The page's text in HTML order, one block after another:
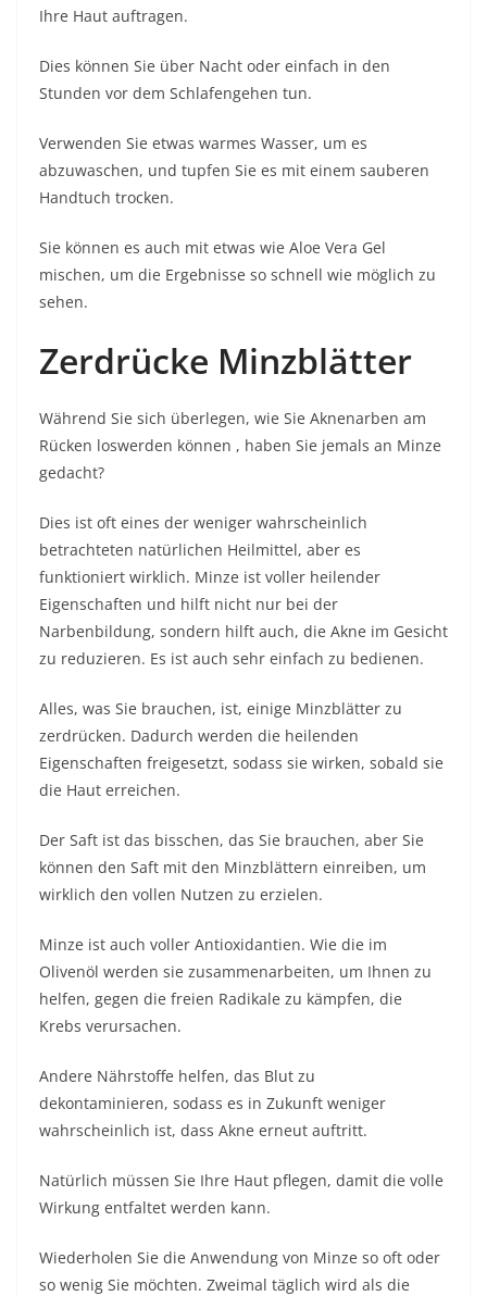
Ihre Haut auftragen.
Dies können Sie über Nacht oder einfach in den
Stunden vor dem Schlafengehen tun.
Verwenden Sie etwas warmes Wasser, um es
abzuwaschen, und tupfen Sie es mit einem sauberen
Handtuch trocken.
Sie können es auch mit etwas wie Aloe Vera Gel
mischen, um die Ergebnisse so schnell wie möglich zu
sehen.
Zerdrücke Minzblätter
Während Sie sich überlegen, wie Sie Aknenarben am
Rücken loswerden können , haben Sie jemals an Minze
gedacht?
Dies ist oft eines der weniger wahrscheinlich
betrachteten natürlichen Heilmittel, aber es
funktioniert wirklich. Minze ist voller heilender
Eigenschaften und hilft nicht nur bei der
Narbenbildung, sondern hilft auch, die Akne im Gesicht
zu reduzieren. Es ist auch sehr einfach zu bedienen.
Alles, was Sie brauchen, ist, einige Minzblätter zu
zerdrücken. Dadurch werden die heilenden
Eigenschaften freigesetzt, sodass sie wirken, sobald sie
die Haut erreichen.
Der Saft ist das bisschen, das Sie brauchen, aber Sie
können den Saft mit den Minzblättern einreiben, um
wirklich den vollen Nutzen zu erzielen.
Minze ist auch voller Antioxidantien. Wie die im
Olivenöl werden sie zusammenarbeiten, um Ihnen zu
helfen, gegen die freien Radikale zu kämpfen, die
Krebs verursachen.
Andere Nährstoffe helfen, das Blut zu
dekontaminieren, sodass es in Zukunft weniger
wahrscheinlich ist, dass Akne erneut auftritt.
Natürlich müssen Sie Ihre Haut pflegen, damit die volle
Wirkung entfaltet werden kann.
Wiederholen Sie die Anwendung von Minze so oft oder
so wenig Sie möchten. Zweimal täglich wird als die